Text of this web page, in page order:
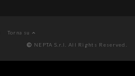
Torna su
NEPTA S.r.l. All Rights Reserved.